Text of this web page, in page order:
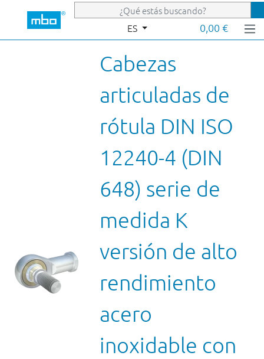
Saltar al contenido principal
ES 0,00 €
Cabezas
articuladas de
rótula DIN ISO
12240-4 (DIN
648) serie de
medida K
versión de alto
rendimiento
acero
inoxidable con